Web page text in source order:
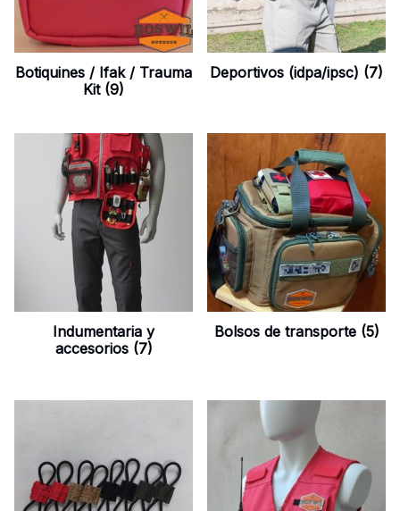
Botiquines / Ifak / Trauma
Kit (9)
Deportivos (idpa/ipsc) (7)
Indumentaria y
accesorios (7)
Bolsos de transporte (5)